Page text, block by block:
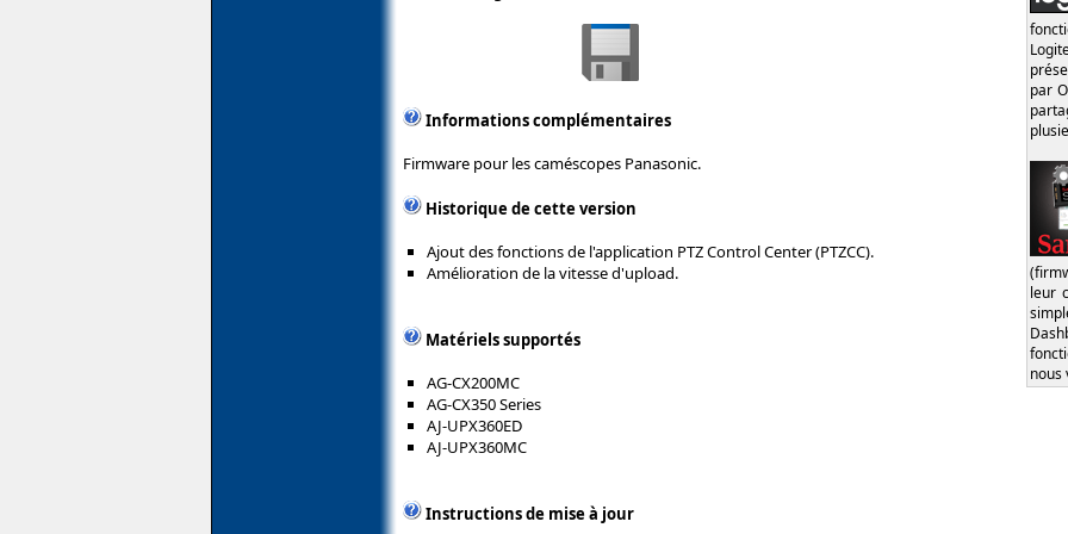
Informations complémentaires
Firmware pour les caméscopes Panasonic.
Historique de cette version
Ajout des fonctions de l'application PTZ Control Center (PTZCC).
Amélioration de la vitesse d'upload.
Matériels supportés
AG-CX200MC
AG-CX350 Series
AJ-UPX360ED
AJ-UPX360MC
Instructions de mise à jour
par
leur
nous